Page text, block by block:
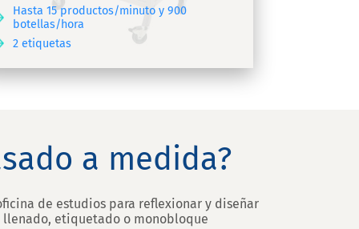
Hasta 15 productos/minuto y 900
botellas/hora
2 etiquetas
a medida?
de estudios para reflexionar y diseñar
llenado, etiquetado o monobloque